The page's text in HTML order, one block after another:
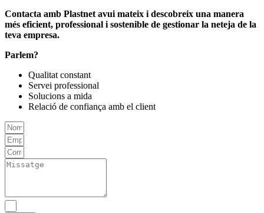
Contacta amb Plastnet avui mateix i descobreix una manera
més eficient, professional i sostenible de gestionar la neteja de la
teva empresa.
Parlem?
Qualitat constant
Servei professional
Solucions a mida
Relació de confiança amb el client